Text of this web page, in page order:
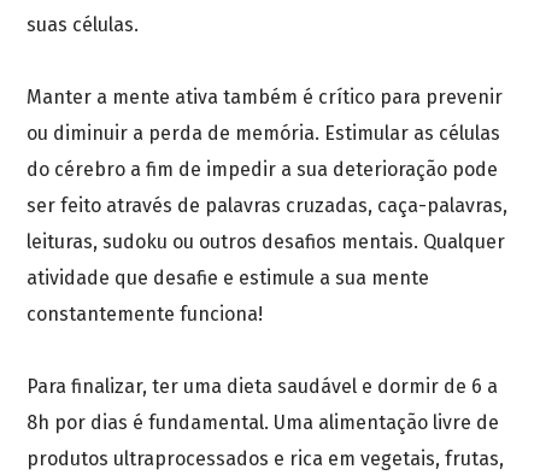
suas células.
Manter a mente ativa também é crítico para prevenir
ou diminuir a perda de memória. Estimular as células
do cérebro a fim de impedir a sua deterioração pode
ser feito através de palavras cruzadas, caça-palavras,
leituras, sudoku ou outros desafios mentais. Qualquer
atividade que desafie e estimule a sua mente
constantemente funciona!
Para finalizar, ter uma dieta saudável e dormir de 6 a
8h por dias é fundamental. Uma alimentação livre de
produtos ultraprocessados e rica em vegetais, frutas,